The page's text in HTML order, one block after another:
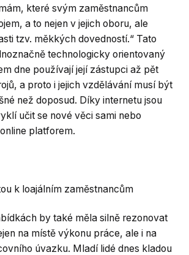
které svým zaměstnancům
a to nejen v jejich oboru, ale
tzv. měkkých dovedností.“ Tato
technologicky orientovaný
dne používají její zástupci až pět
a proto i jejich vzdělávání musí být
než doposud. Díky internetu jsou
učit se nové věci sami nebo
platforem.
k loajálním zaměstnancům
by také měla silně rezonovat
na místě výkonu práce, ale i na
úvazku. Mladí lidé dnes kladou